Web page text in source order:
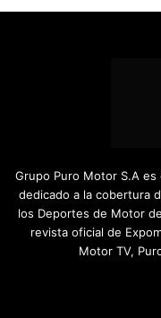
Grupo Puro Motor S.A
dedicado a la cobertura
los Deportes de Motor
revista oficial de
Motor TV,